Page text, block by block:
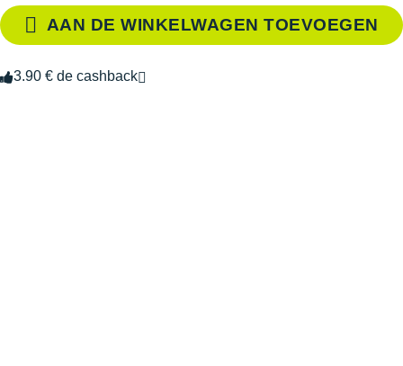
AAN DE WINKELWAGEN TOEVOEGEN
3.90 € de cashback